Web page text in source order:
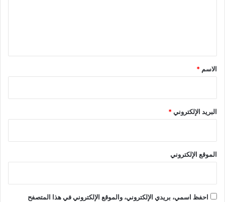
*
الاسم *
البريد الإلكتروني*
الموقع الإلكتروني
احفظ اسمي، بريدي الإلكتروني، والموقع الإلكتروني في هذا المتصفح